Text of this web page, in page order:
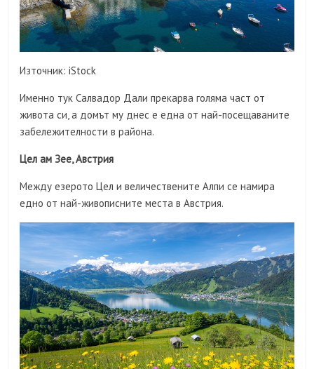
Източник: iStock
Именно тук Салвадор Дали прекарва голяма част от
живота си, а домът му днес е една от най-посещаваните
забележителности в района.
Цел ам Зее, Австрия
Между езерото Цел и величествените Алпи се намира
едно от най-живописните места в Австрия.